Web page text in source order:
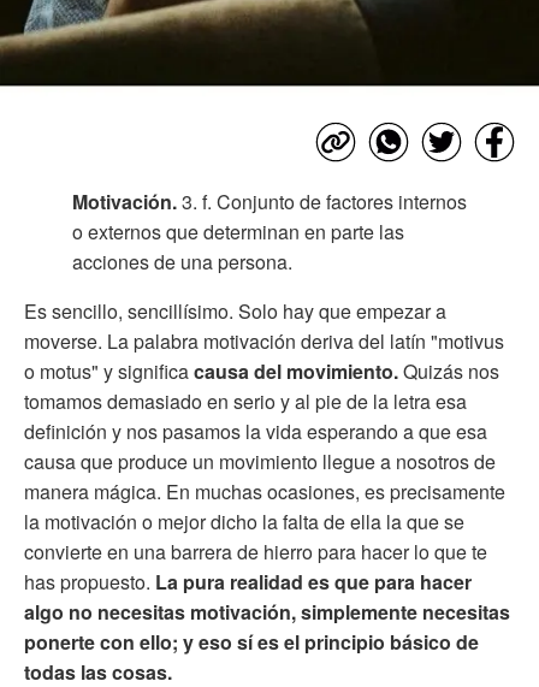
Motivación.3. f. Conjunto de factores internos
o externos que determinan en parte las
acciones de una persona.
Es sencillo, sencillísimo. Solo hay que empezar a
moverse. La palabra motivación deriva del latín "motivus
o motus" y significacausa del movimiento.Quizás nos
tomamos demasiado en serio y al pie de la letra esa
definición y nos pasamos la vida esperando a que esa
causa que produce un movimiento llegue a nosotros de
manera mágica. En muchas ocasiones, es precisamente
la motivación o mejor dicho la falta de ella la que se
convierte en una barrera de hierro para hacer lo que te
has propuesto. La pura realidad es que para hacer
algo no necesitas motivación, simplemente necesitas
ponerte con ello; y eso sí es el principio básico de
todas las cosas.